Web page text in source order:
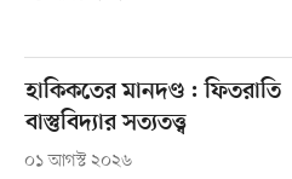
হাকিকতের মানদণ্ড : ফিতরাতি
বাস্তুবিদ্যার সত্যতত্ত্ব
০১ আগস্ট ২০২৬